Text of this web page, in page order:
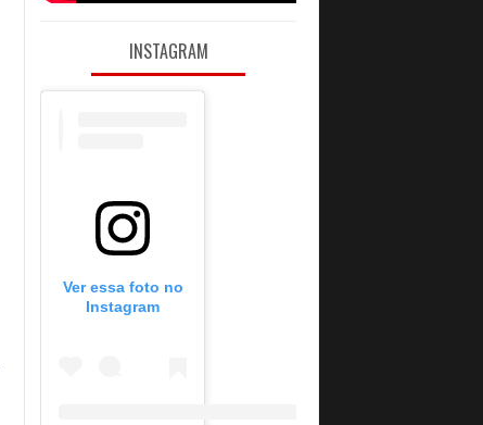
INSTAGRAM
Ver essa foto no
Instagram